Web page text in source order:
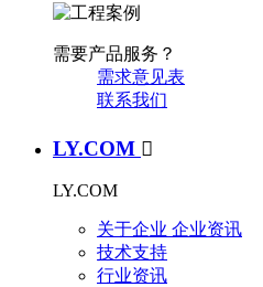
需要产品服务？
需求意见表
联系我们
LY.COM 
LY.COM
关于企业 企业资讯
技术支持
行业资讯